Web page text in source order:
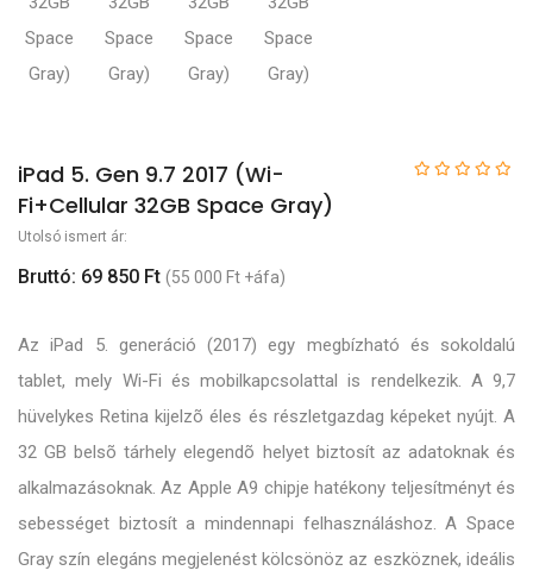
iPad 5. Gen 9.7 2017 (Wi-
Fi+Cellular 32GB Space Gray)
Utolsó ismert ár:
Bruttó: 69 850 Ft (55 000 Ft +áfa)
Az iPad 5. generáció (2017) egy megbízható és sokoldalú
tablet, mely Wi-Fi és mobilkapcsolattal is rendelkezik. A 9,7
hüvelykes Retina kijelzõ éles és részletgazdag képeket nyújt. A
32 GB belsõ tárhely elegendõ helyet biztosít az adatoknak és
alkalmazásoknak. Az Apple A9 chipje hatékony teljesítményt és
sebességet biztosít a mindennapi felhasználáshoz. A Space
Gray szín elegáns megjelenést kölcsönöz az eszköznek, ideális